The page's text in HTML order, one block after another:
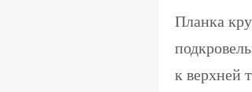
Планка
к верхней